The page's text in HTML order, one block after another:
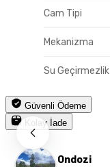
Cam Tipi
Mekanizma
Su Geçirmezlik
Güvenli Ödeme
Kolay İade
Ondozi